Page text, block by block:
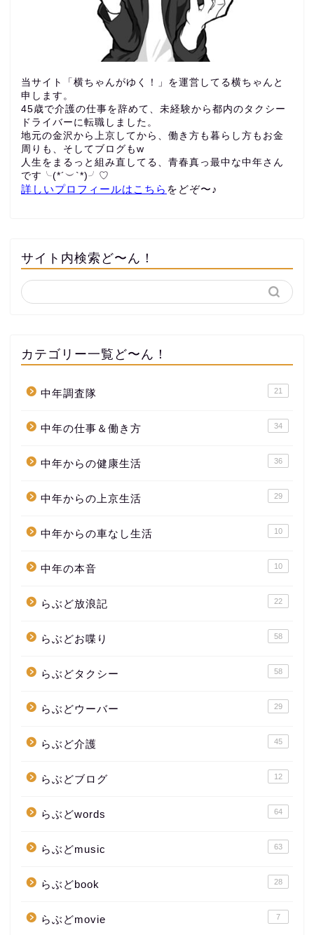
当サイト「横ちゃんがゆく！」を運営してる横ちゃんと
申します。
45歳で介護の仕事を辞めて、未経験から都内のタクシー
ドライバーに転職しました。
地元の金沢から上京してから、働き方も暮らし方もお金
周りも、 そしてブログもw
人生をまるっと組み直してる、青春真っ最中な中年さん
です╰(*´︶`*)╯♡
詳しいプロフィールはこちら をどぞ〜♪
サイト内検索ど〜ん！
カテゴリー一覧ど〜ん！
中年調査隊 21
中年の仕事＆働き方 34
中年からの健康生活 36
中年からの上京生活 29
中年からの車なし生活 10
中年の本音 10
らぶど放浪記 22
らぶどお喋り 58
らぶどタクシー 58
らぶどウーバー 29
らぶど介護 45
らぶどブログ 12
らぶどwords 64
らぶどmusic 63
らぶどbook 28
らぶどmovie 7